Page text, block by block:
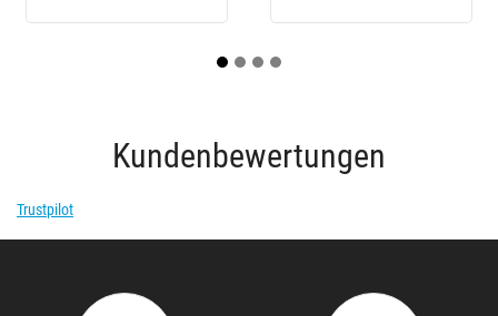
Kundenbewertungen
Trustpilot